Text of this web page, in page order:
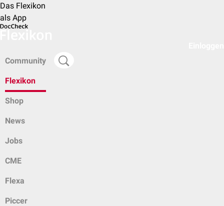
Das Flexikon
als App
Community
Flexikon
Shop
News
Jobs
CME
Flexa
Piccer